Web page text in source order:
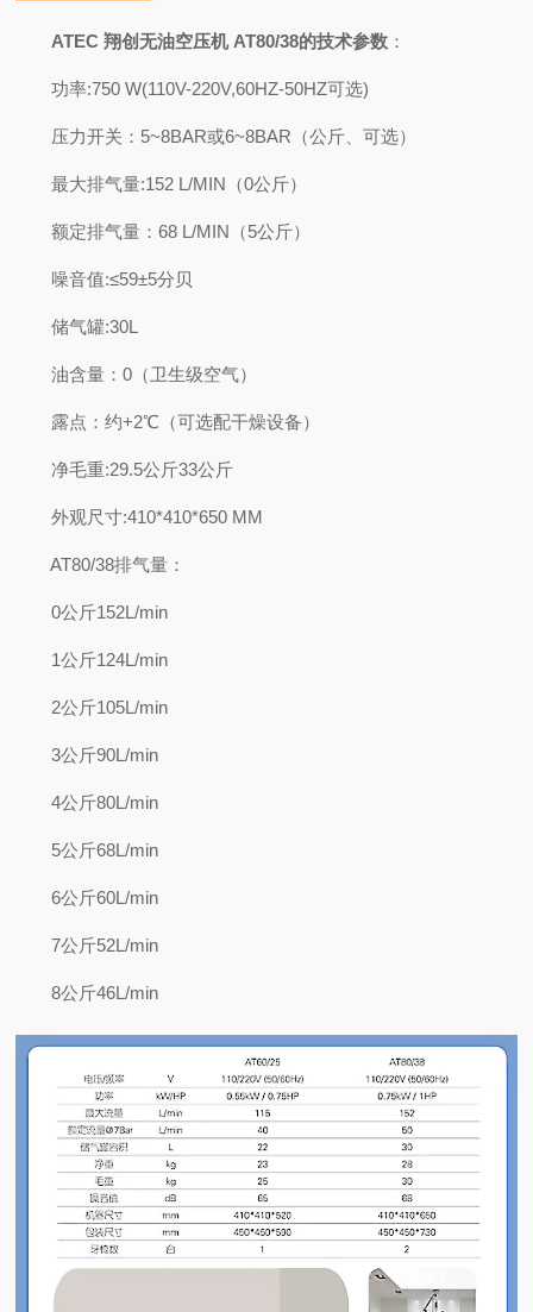
ATEC 翔创无油空压机AT80/38的技术参数 ：
功率:750 W(110V-220V,60HZ-50HZ可选)
压力开关：5~8BAR或6~8BAR（公斤、可选）
最大排气量:152 L/MIN（0公斤）
额定排气量：68 L/MIN（5公斤）
噪音值:≤59±5分贝
储气罐:30L
油含量：0（卫生级空气）
露点：约+2℃（可选配干燥设备）
净毛重:29.5公斤33公斤
外观尺寸:410*410*650 MM
AT80/38排气量：
0公斤152L/min
1公斤124L/min
2公斤105L/min
3公斤90L/min
4公斤80L/min
5公斤68L/min
6公斤60L/min
7公斤52L/min
8公斤46L/min